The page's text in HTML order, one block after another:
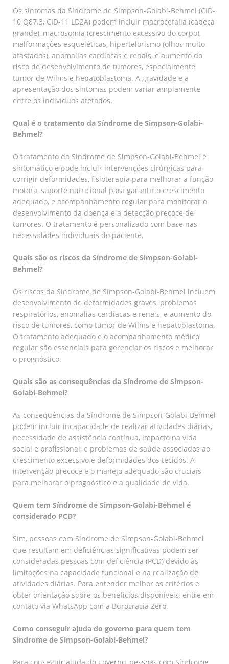
Os sintomas da Síndrome de Simpson-Golabi-Behmel (CID-
10 Q87.3, CID-11 LD2A) podem incluir macrocefalia (cabeça
grande), macrosomia (crescimento excessivo do corpo),
malformações esqueléticas, hipertelorismo (olhos muito
afastados), anomalias cardíacas e renais, e aumento do
risco de desenvolvimento de tumores, especialmente
tumor de Wilms e hepatoblastoma. A gravidade e a
apresentação dos sintomas podem variar amplamente
entre os indivíduos afetados.
Qual é o tratamento da Síndrome de Simpson-Golabi-
Behmel?
O tratamento da Síndrome de Simpson-Golabi-Behmel é
sintomático e pode incluir intervenções cirúrgicas para
corrigir deformidades, fisioterapia para melhorar a função
motora, suporte nutricional para garantir o crescimento
adequado, e acompanhamento regular para monitorar o
desenvolvimento da doença e a detecção precoce de
tumores. O tratamento é personalizado com base nas
necessidades individuais do paciente.
Quais são os riscos da Síndrome de Simpson-Golabi-
Behmel?
Os riscos da Síndrome de Simpson-Golabi-Behmel incluem
desenvolvimento de deformidades graves, problemas
respiratórios, anomalias cardíacas e renais, e aumento do
risco de tumores, como tumor de Wilms e hepatoblastoma.
O tratamento adequado e o acompanhamento médico
regular são essenciais para gerenciar os riscos e melhorar
o prognóstico.
Quais são as consequências da Síndrome de Simpson-
Golabi-Behmel?
As consequências da Síndrome de Simpson-Golabi-Behmel
podem incluir incapacidade de realizar atividades diárias,
necessidade de assistência contínua, impacto na vida
social e profissional, e problemas de saúde associados ao
crescimento excessivo e deformidades dos tecidos. A
intervenção precoce e o manejo adequado são cruciais
para melhorar o prognóstico e a qualidade de vida.
Quem tem Síndrome de Simpson-Golabi-Behmel é
considerado PCD?
Sim, pessoas com Síndrome de Simpson-Golabi-Behmel
que resultam em deficiências significativas podem ser
consideradas pessoas com deficiência (PCD) devido às
limitações na capacidade funcional e na realização de
atividades diárias. Para entender melhor os critérios e
obter orientação sobre os benefícios disponíveis, entre em
contato via WhatsApp com a Burocracia Zero.
Como conseguir ajuda do governo para quem tem
Síndrome de Simpson-Golabi-Behmel?
Para conseguir ajuda do governo, pessoas com Síndrome